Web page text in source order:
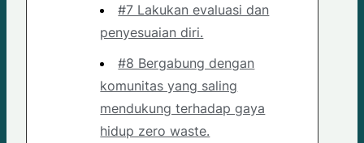
#7 Lakukan evaluasi dan
penyesuaian diri.
#8 Bergabung dengan
komunitas yang saling
mendukung terhadap gaya
hidup zero waste.